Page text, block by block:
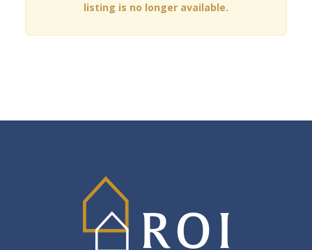
listing is no longer available.